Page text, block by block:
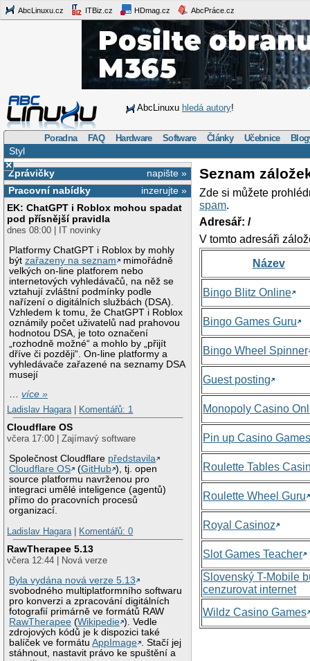
AbcLinuxu.cz ITBiz.cz HDmag.cz AbcPráce.cz
AbcLinuxu hledá autory!
Poradna FAQ Hardware Software Články Učebnice
Styl
×
napište »
Zprávičky
inzerujte »
Pracovní nabídky
EK: ChatGPT i Roblox mohou spadat
pod přísnější pravidla
dnes 08:00 | IT novinky
Platformy ChatGPT i Roblox by mohly
býtzařazeny na seznam
mimořádně
velkých on-line platforem nebo
internetových vyhledávačů, na něž se
vztahují zvláštní podmínky podle
nařízení o digitálních službách (DSA).
Vzhledem k tomu, že ChatGPT i Roblox
oznámily počet uživatelů nad prahovou
hodnotou DSA, je toto označení
„rozhodně možné“ a mohlo by „přijít
dříve či později“. On-line platformy a
vyhledávače zařazené na seznamy DSA
musejí
…více »
Ladislav Hagara
Komentářů: 1
Cloudflare OS
včera 17:00 | Zajímavý software
Společnost Cloudflare představila
Cloudflare OS
(GitHub ), tj. open
source platformu navrženou pro
integraci umělé inteligence (agentů)
přímo do pracovních procesů
organizací.
Ladislav Hagara
Komentářů: 0
RawTherapee 5.13
včera 12:44 | Nová verze
Byla vydána nová verze 5.13
svobodného multiplatformního softwaru
pro konverzi a zpracování digitálních
fotografií primárně ve formátů RAW
RawTherapee (Wikipedie ). Vedle
zdrojových kódů je k dispozici také
balíček ve formátuAppImage . Stačí jej
stáhnout, nastavit právo ke spuštění a
Seznam
Zde si můžete
spam.
Adresář: /
V tomto adresáři
Název
Bingo Blitz Online
Bingo Games Guru
Bingo Wheel Spinner
Guest posting
Monopoly Casino
Pin up Casino
Roulette Tables
Roulette Wheel Guru
Royal Casinoz
Slot Games Teacher
Slovenský T-Mobile
cenzurovat internet
Wildz Casino Games